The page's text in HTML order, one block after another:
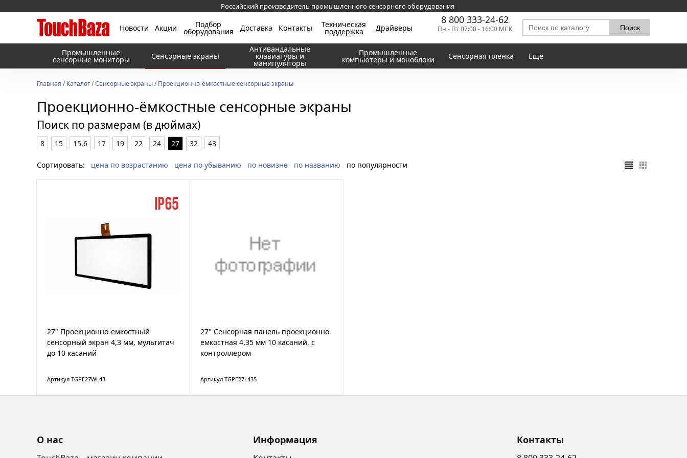
Российский производитель промышленного сенсорного оборудования
Новости Акции Подбор
оборудования Доставка Контакты Техническая
поддержка Драйверы
8 800 333-24-62
Пн - Пт 07:00 - 16:00 МСК
Промышленные
сенсорные мониторы Сенсорные экраны
Антивандальные
клавиатуры и
манипуляторы
Промышленные
компьютеры и моноблоки Сенсорная пленка Еще
Главная /Каталог/Сенсорные экраны/Проекционно-ёмкостные сенсорные экраны
Проекционно-ёмкостные сенсорные экраны
Поиск по размерам (в дюймах)
8 15 15.6 17 19 22 24 27 32 43
Сортировать: цена по возрастанию цена по убыванию по новизне по названию по популярности
27" Проекционно-емкостный
сенсорный экран 4,3 мм, мультитач
до 10 касаний
Артикул TGPE27WL43
27" Сенсорная панель проекционно-
емкостная 4,35 мм 10 касаний, с
контроллером
Артикул TGPE27L435
О нас Информация Контакты